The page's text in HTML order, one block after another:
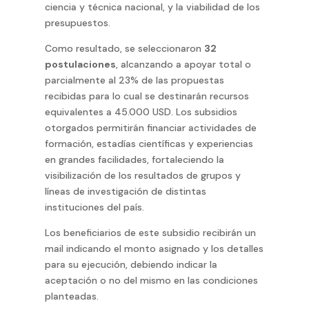
ciencia y técnica nacional, y la viabilidad de los
presupuestos.
Como resultado, se seleccionaron 32
postulaciones, alcanzando a apoyar total o
parcialmente al 23% de las propuestas
recibidas para lo cual se destinarán recursos
equivalentes a 45.000 USD. Los subsidios
otorgados permitirán financiar actividades de
formación, estadías científicas y experiencias
en grandes facilidades, fortaleciendo la
visibilización de los resultados de grupos y
líneas de investigación de distintas
instituciones del país.
Los beneficiarios de este subsidio recibirán un
mail indicando el monto asignado y los detalles
para su ejecución, debiendo indicar la
aceptación o no del mismo en las condiciones
planteadas.